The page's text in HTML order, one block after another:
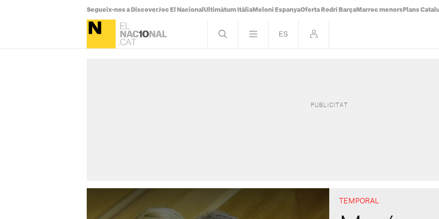
Segueix-nos a DiscoverJoc El Nacional Ultimàtum Itàlia Meloni EspanyaOferta Rodri Barça Marroc menors Plans
TEMPORAL